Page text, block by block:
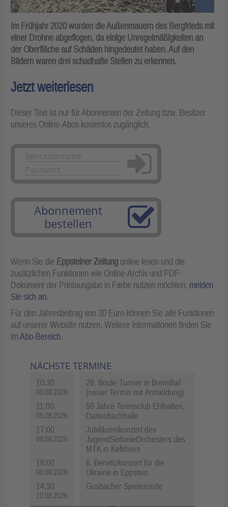
Im Frühjahr 2020 wurden die Außenmauern des Bergfrieds mit
einer Drohne abgeflogen, da einige Unregelmäßigkeiten an
der Oberfläche auf Schäden hingedeutet haben. Auf den
Bildern waren drei schadhafte Stellen zu erkennen.
Jetzt weiterlesen
Dieser Text ist nur für Abonnenten der Zeitung bzw. Besitzer
unseres Online-Abos kostenlos zugänglich.
Anmelden
Abonnement
bestellen
Wenn Sie die Eppsteiner Zeitung online lesen und die
zusätzlichen Funktionen wie Online-Archiv und PDF-
Dokument der Printausgabe in Farbe nutzen möchten, melden
Sie sich an.
Für den Jahresbeitrag von 30 Euro können Sie alle Funktionen
auf unserer Website nutzen. Weitere Informationen finden Sie
imAbo-Bereich.
NÄCHSTE TERMINE
10:30
09.08.2026
28. Boule-Turnier in Bremthal
(neuer Termin mit Anmeldung)
11:00
09.08.2026
50 Jahre Tennisclub Ehlhalten,
Dattenbachhalle
17:00
09.08.2026
Jubiläumskonzert des
JugendSinfonieOrchesters des
MTK in Kelkheim
18:00
09.08.2026
6. Benefizkonzert für die
Ukraine in Eppstein
14:30
10.08.2026
Gusbacher Spielerunde